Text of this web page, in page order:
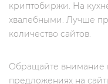
криптобиржи. На
хвалебными. Лучше
количество сайтов.
Обращайте внимание
предложениях на